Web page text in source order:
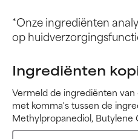
*Onze ingrediënten
op
Ingrediënten
Vermeld de ingrediënten
met komma's tussen de
Methylpropanediol, Butylene